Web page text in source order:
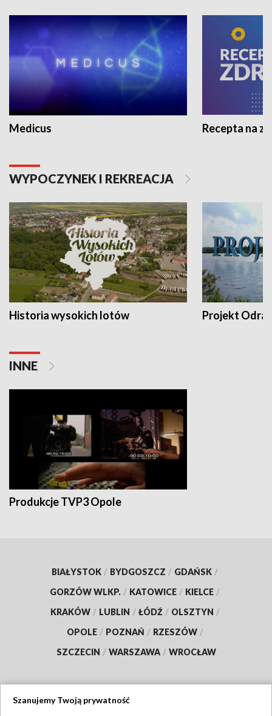
Medicus Recepta na
WYPOCZYNEK I REKREACJA
Historia wysokich lotów Projekt Odra
INNE
Produkcje TVP3 Opole
BIAŁYSTOK / BYDGOSZCZ / GDAŃSK /
GORZÓW WLKP. / KATOWICE / KIELCE /
KRAKÓW / LUBLIN / ŁÓDŹ / OLSZTYN /
OPOLE / POZNAŃ / RZESZÓW /
SZCZECIN / WARSZAWA / WROCŁAW
Szanujemy Twoją prywatność